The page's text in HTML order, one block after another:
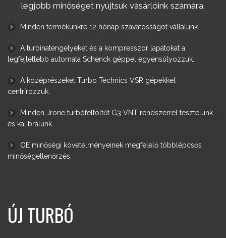
legjobb minőséget nyújtsuk vásárlóink számára.
Minden termékünkre 12 hónap szavatosságot vállalunk.
A turbinatengelyeket és a kompresszor lapátokat a
legfejlettebb automata Schenck géppel egyensúlyozzuk.
A középrészeket Turbo Technics VSR gépekkel
centrírozzuk.
Minden Jrone turbófeltöltőt G3 VNT rendszerrel tesztelünk
és kalibrálunk.
OE minőségi követelményeinek megfelelő többlépcsős
minőségellenőrzés
ÚJ TURBÓ